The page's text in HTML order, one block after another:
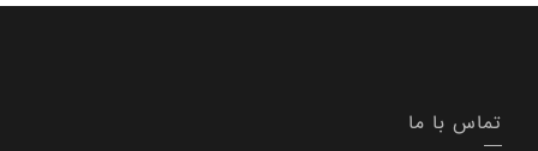
تماس با ما